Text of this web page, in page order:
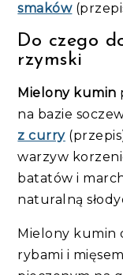
smaków
Do czego
rzymski
Mielony kumin
na bazie
z curry
warzyw
batatów i
naturalną
Mielony kumin
rybami i